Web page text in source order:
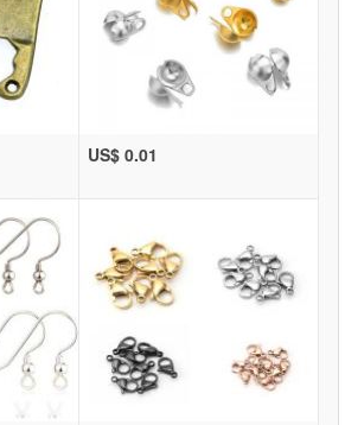
US$ 0.01